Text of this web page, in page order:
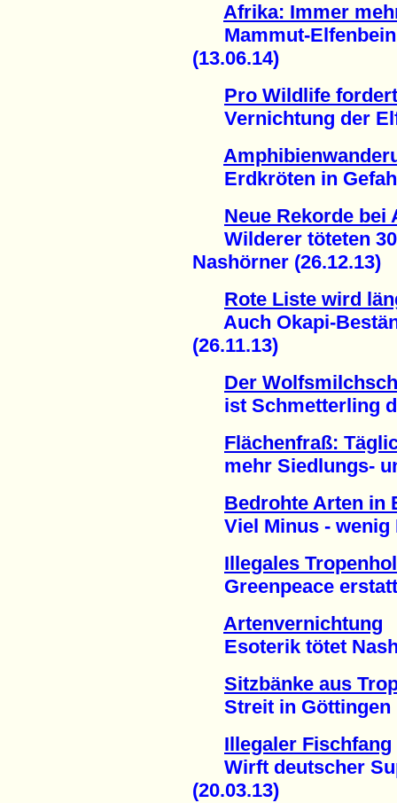
Afrika: Immer
Mammut-Elfenbein
(13.06.14)
Pro Wildlife
Vernichtung der
Erdkröten in
Neue Rekorde bei
Wilderer töteten
Nashörner (26.12.13)
Rote Liste wird
Auch Okapi-
(26.11.13)
Der
ist Schmetterling
Flächenfraß:
mehr Siedlungs-
Bedrohte Arten in
Viel Minus - wenig
Illegales
Greenpeace
Artenvernichtung
Esoterik tötet
Sitzbänke aus
Streit in Göttingen
Illegaler Fischfang
Wirft deutscher
(20.03.13)